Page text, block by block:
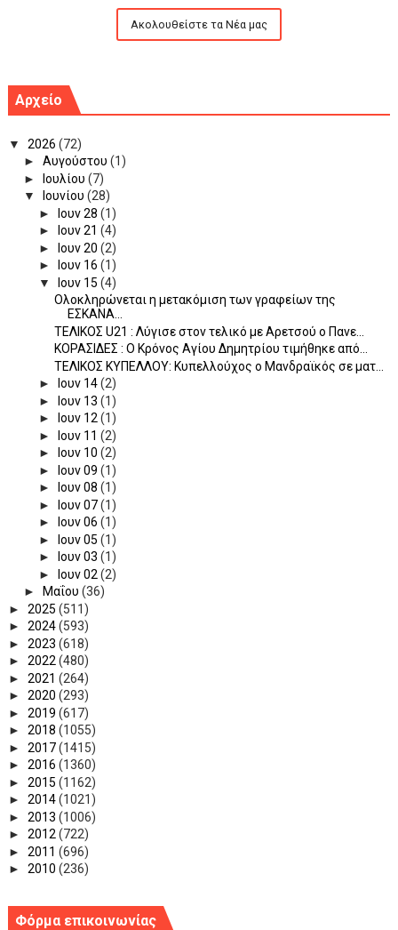
Ακολουθείστε τα Νέα μας
Αρχείο
▼ 2026 (72)
► Αυγούστου (1)
►
Ιουλίου (7)
▼
Ιουνίου (28)
►
Ιουν 28 (1)
►
Ιουν 21 (4)
►
Ιουν 20 (2)
►
Ιουν 16 (1)
▼
Ιουν 15 (4)
Ολοκληρώνεται η μετακόμιση των γραφείων της
ΕΣΚΑΝΑ...
ΤΕΛΙΚΟΣ U21 : Λύγισε στον τελικό με Αρετσού ο Πανε...
ΚΟΡΑΣΙΔΕΣ : Ο Κρόνος Αγίου Δημητρίου τιμήθηκε από...
TEΛΙΚΟΣ ΚΥΠΕΛΛΟΥ: Κυπελλούχος ο Μανδραϊκός σε ματ...
►
Ιουν 14(2)
►
Ιουν 13 (1)
►
Ιουν 12(1)
►
Ιουν 11 (2)
►
Ιουν 10 (2)
►
Ιουν 09 (1)
►
Ιουν 08 (1)
►
Ιουν 07(1)
►
Ιουν 06 (1)
►
Ιουν 05 (1)
►
Ιουν 03 (1)
►
Ιουν 02 (2)
►
Μαΐου (36)
► 2025 (511)
► 2024(593)
► 2023 (618)
► 2022(480)
► 2021 (264)
► 2020 (293)
► 2019 (617)
► 2018 (1055)
► 2017(1415)
► 2016 (1360)
► 2015 (1162)
► 2014(1021)
► 2013 (1006)
► 2012(722)
► 2011 (696)
► 2010 (236)
Φόρμα επικοινωνίας